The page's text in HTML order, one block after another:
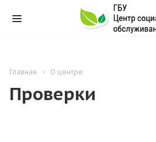
Главная О центре
Проверки